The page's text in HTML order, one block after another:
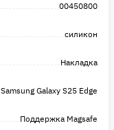
00450800
силикон
Накладка
Samsung Galaxy S25 Edge
Поддержка Magsafe